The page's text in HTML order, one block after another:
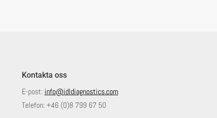
Kontakta oss
E-post: info@idldiagnostics.com
Telefon:+46 (0)8 799 67 50